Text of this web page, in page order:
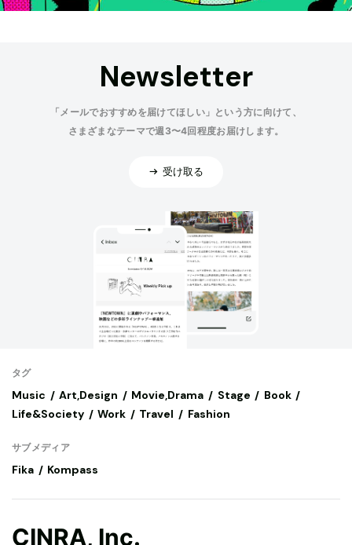
Newsletter
「メールでおすすめを届けてほしい」という方に向けて、
さまざまなテーマで週3〜4回程度お届けします。
受け取る
タグ
Music Art,Design Movie,Drama Stage
Book
Life&Society
Work Travel Fashion
サブメディア
Fika Kompass
CINRA, Inc.